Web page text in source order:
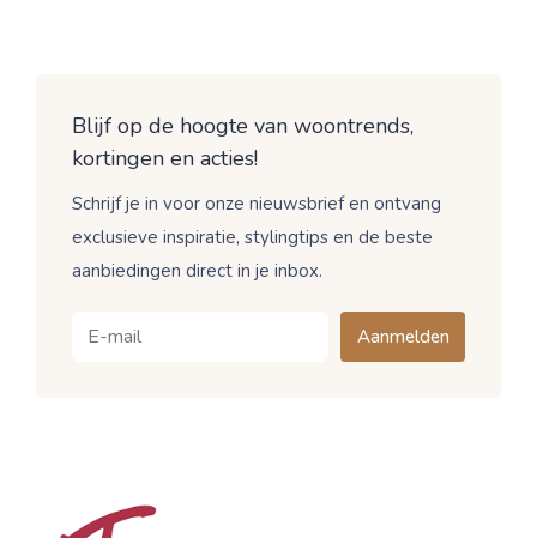
Blijf op de hoogte van woontrends,
kortingen en acties!
Schrijf je in voor onze nieuwsbrief en ontvang
exclusieve inspiratie, stylingtips en de beste
aanbiedingen direct in je inbox.
Aanmelden